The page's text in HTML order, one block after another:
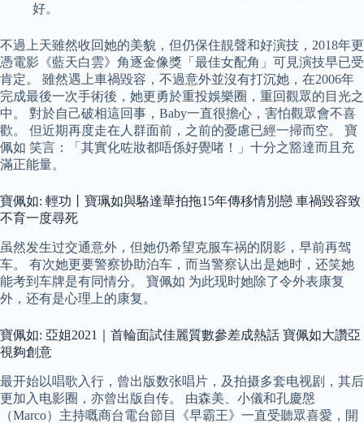
好。
不過上天雖然收回她的美貌，但仍保住靚聲和好演技，2018年更
憑電影《藍天白雲》角逐金像獎「最佳女配角」可見演技早已受
肯定。 雖然遇上車禍毀容，不過意外並沒有打沉她，在2006年
完成最後一次手術後，她更勇於重投娛樂圈，重回觀眾的目光之
中。 對於自己破相這回事，Baby一直很擔心，害怕觀眾會不喜
歡。 但近期再度走在人群面前，之前的憂慮已經一掃而空。 寶
佩如 笑言：「其實化咗妝都唔係好覺啫！」十分之豁達而且充
滿正能量。
寶佩如: 輕功丨寶珮如與駱達華拍拖15年傳移情別戀 車禍毀容致
不育一度尋死
虽然发生过交通意外，但她仍希望克服车祸的阴影，早前再驾
车。 有次她更要警察协助泊车，而当警察认出是她时，还笑她
能考到车牌是有同情分。 寶佩如 为此现时她除了令外表康复
外，还有是心理上的康复。
寶佩如: 亞姐2021｜首輪面試佳麗質數參差成熱話 寶佩如大讚亞
視夠創意
最开始以唱歌入行，曾出版数张唱片，及拍摄多套电视剧，其后
更加入电影圈，亦曾出版自传。 由森美、小儀和孔慶慇
（Marco）主持嘅商台電台節目《早霸王》一直受聽眾喜愛，開